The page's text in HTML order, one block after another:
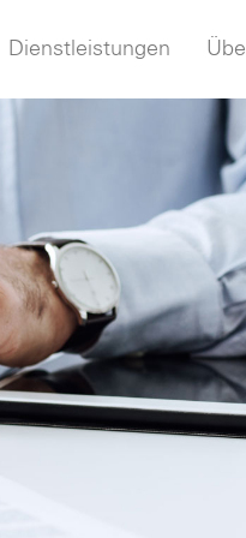
Dienstleistungen